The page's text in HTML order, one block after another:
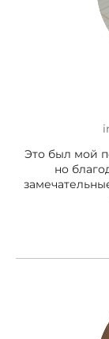
Это был мой
но